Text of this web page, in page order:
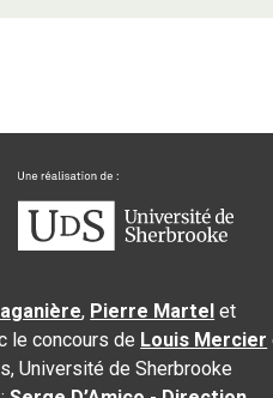
, Pierre Martel et
le concours de Louis Mercier
Université de Sherbrooke